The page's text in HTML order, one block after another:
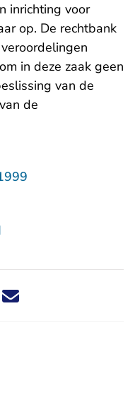
inrichting voor
op. De rechtbank
in deze zaak geen
van de
de
nieuwsbericht via X -
dit nieuwsbericht via
Deel dit nieuwsbericht
Deel dit